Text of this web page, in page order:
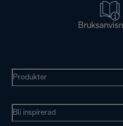
Produkter
Bli inspirerad